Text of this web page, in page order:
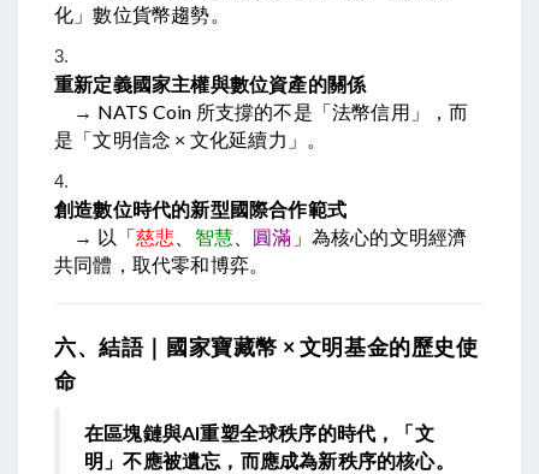
化」數位貨幣趨勢。
重新定義國家主權與數位資產的關係
→ NATS Coin 所支撐的不是「法幣信用」，而
是「文明信念 × 文化延續力」。
創造數位時代的新型國際合作範式
→ 以「慈悲 智慧 圓滿 」為核心的文明經濟
共同體，取代零和博弈。
六、結語｜國家寶藏幣 × 文明基金的歷史使
命
在區塊鏈與AI重塑全球秩序的時代，「文
明」不應被遺忘，而應成為新秩序的核心。